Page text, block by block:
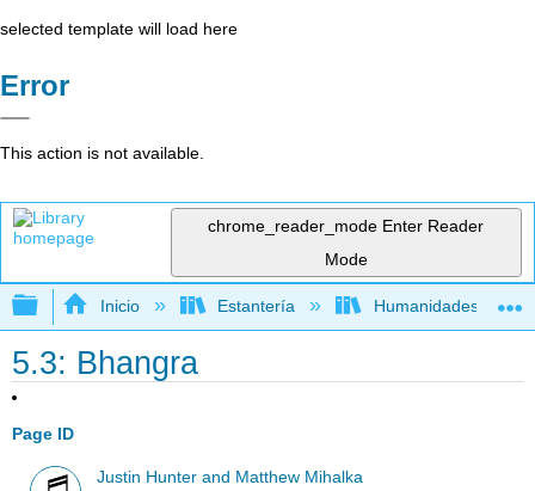
selected template will load here
Error
This action is not available.
chrome_reader_mode Enter Reader
Mode
Expandir/contraer jerarquía global
Inicio Estantería Humanidades
5.3: Bhangra
Page ID
Justin Hunter and Matthew Mihalka